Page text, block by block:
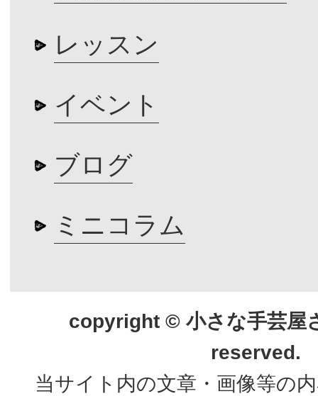
レッスン
イベント
ブログ
ミニコラム
copyright © 小さな手芸屋
reserved.
当サイト内の文章・画像等の